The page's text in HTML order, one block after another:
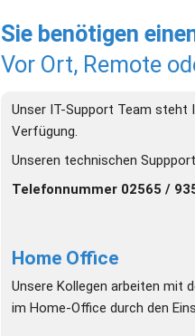
Sie benötigen
Vor Ort, Remote
Unser IT-Support Team steht
Verfügung.
Unseren technischen
Telefonnummer 02565 /
Home Office
Unsere Kollegen arbeiten mit
im Home-Office durch den